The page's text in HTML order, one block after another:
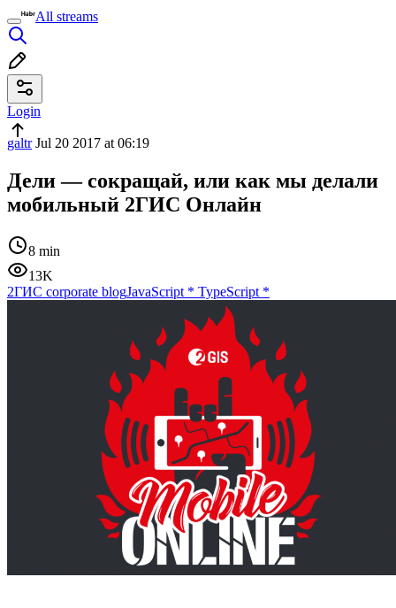
All streams
Login
galtrJul 20 2017 at 06:19
Дели — сокращай, или как мы делали
мобильный 2ГИС Онлайн
8 min
13K
2ГИС corporate blogJavaScript * TypeScript *